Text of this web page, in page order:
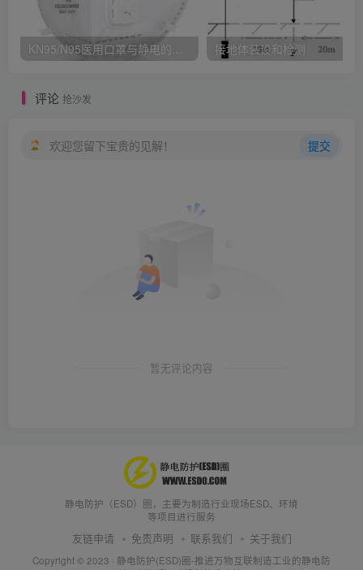
KN95/N95医用口罩与静电的秘密关系 接地体装设和检测
评论 抢沙发
欢迎您留下宝贵的见解！ 提交
暂无评论内容
静电防护（ESD）圈，主要为制造行业现场ESD、环境
等项目进行服务
友链申请 免责声明 联系我们 关于我们
Copyright © 2023 · 静电防护(ESD)圈-推进万物互联制造工业的静电防